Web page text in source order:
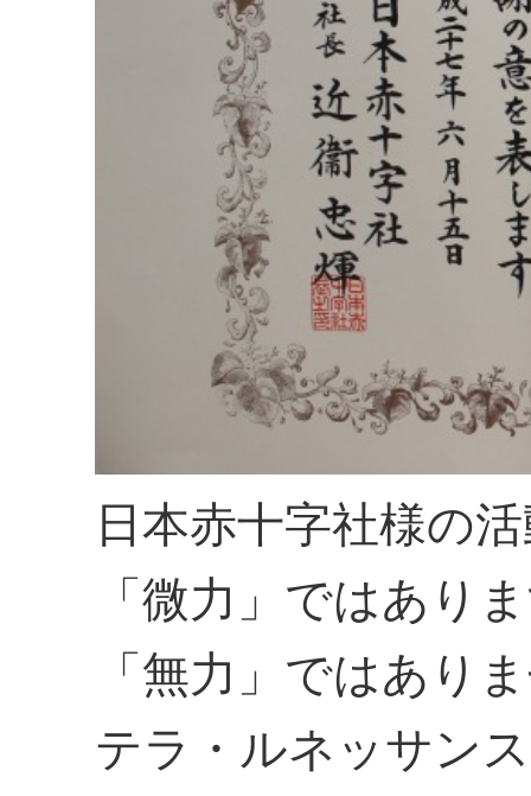
日本赤十字社様の
「微力」ではあり
「無力」ではあり
テラ・ルネッサン